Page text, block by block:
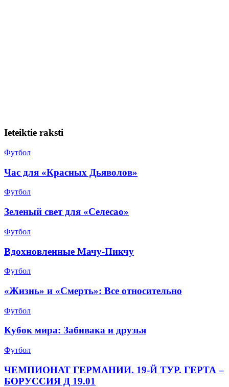
Ieteiktie raksti
Футбол
Час для «Красных Дьяволов»
Футбол
Зеленый свет для «Селесао»
Футбол
Вдохновленные Мачу-Пикчу
Футбол
«Жизнь» и «Смерть»: Все относительно
Футбол
Кубок мира: Забивака и друзья
Футбол
ЧЕМПИОНАТ ГЕРМАНИИ. 19-Й ТУР. ГЕРТА –
БОРУССИЯ Д 19.01